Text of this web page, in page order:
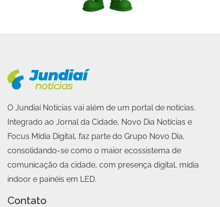
O Jundiaí Notícias vai além de um portal de notícias.
Integrado ao Jornal da Cidade, Novo Dia Notícias e
Focus Mídia Digital, faz parte do Grupo Novo Dia,
consolidando-se como o maior ecossistema de
comunicação da cidade, com presença digital, mídia
indoor e painéis em LED.
Contato